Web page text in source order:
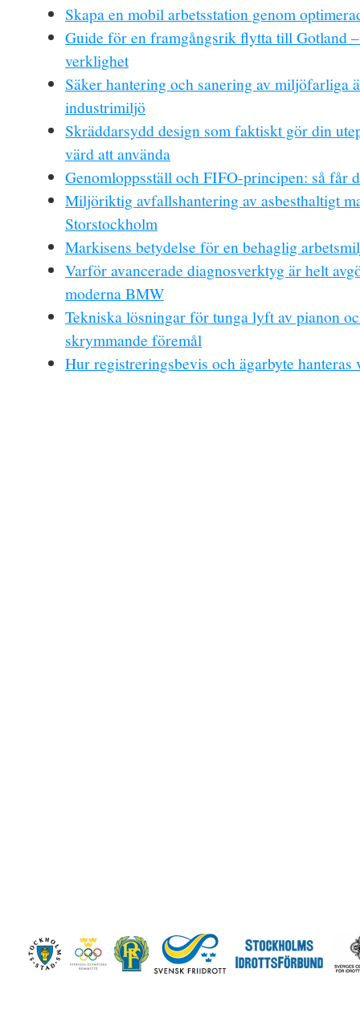
Skapa en mobil arbetsstation genom
Guide för en framgångsrik flytta till Gotland
verklighet
Säker hantering och sanering av miljöfarliga
industrimiljö
Skräddarsydd design som faktiskt gör din
värd att använda
Genomloppsställ och FIFO-principen: så får
Miljöriktig avfallshantering av asbesthaltigt
Storstockholm
Markisens betydelse för en behaglig
Varför avancerade diagnosverktyg är helt
moderna BMW
Tekniska lösningar för tunga lyft av pianon
skrymmande föremål
Hur registreringsbevis och ägarbyte